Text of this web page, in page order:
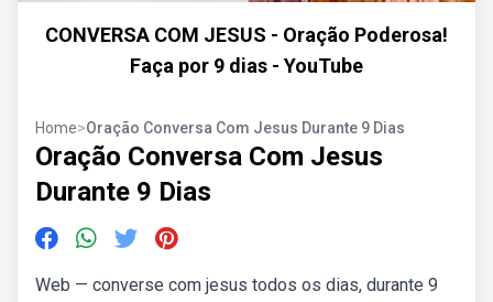
CONVERSA COM JESUS - Oração Poderosa!
Faça por 9 dias - YouTube
Home>Oração Conversa Com Jesus Durante 9 Dias
Oração Conversa Com Jesus
Durante 9 Dias
Web — converse com jesus todos os dias, durante 9